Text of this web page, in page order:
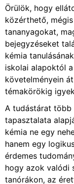
Örülök, hogy
közérthető,
tananyagokat,
bejegyzéseket
kémia
iskolai alapoktól
követelményein
témakörökig
A tudástárat több
tapasztalata
kémia ne egy
hanem egy
érdemes
hogy azok valódi
tanórákon, az